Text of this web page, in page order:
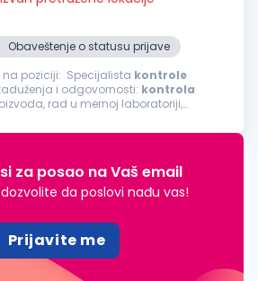
Obaveštenje o statusu prijave
poziciji: Specijalista kontrole
i odgovornosti: kontrola
rad u mernoj laboratoriji,
za posao na Vaš email
da poslovi nađu vas!
Prijavite me